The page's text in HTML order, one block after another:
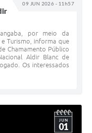
09 JUN 2026 - 11h57
por meio da
Turismo, informa que
Chamamento Público
Aldir Blanc de
Os interessados
JUN
01